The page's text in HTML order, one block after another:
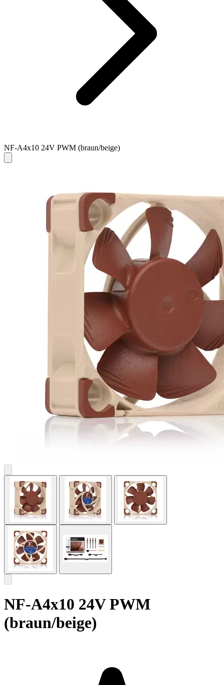
NF-A4x10 24V PWM (braun/beige)
NF-A4x10 24V PWM
(braun/beige)